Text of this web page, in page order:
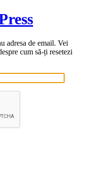
adresa de email. Vei
cum să-ți resetezi